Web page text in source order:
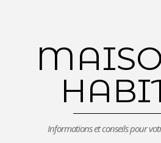
Informations et conseils pour